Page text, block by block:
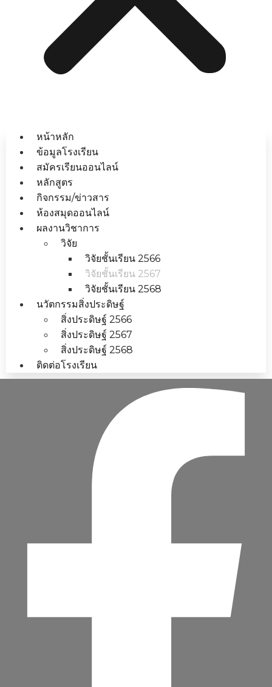
หน้าหลัก
ข้อมูลโรงเรียน
สมัครเรียนออนไลน์
หลักสูตร
กิจกรรม/ข่าวสาร
ห้องสมุดออนไลน์
ผลงานวิชาการ
วิจัย
วิจัยชั้นเรียน 2566
วิจัยชั้นเรียน 2567
วิจัยชั้นเรียน 2568
นวัตกรรมสิ่งประดิษฐ์
สิ่งประดิษฐ์ 2566
สิ่งประดิษฐ์ 2567
สิ่งประดิษฐ์ 2568
ติดต่อโรงเรียน